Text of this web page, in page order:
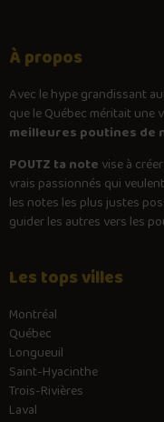
À propos
Avec lehypegrandissant
que le Québec méritait une
meilleures poutines de
POUTZ ta note vise à
vrais passionnés qui
les notes les plus justes
guider les autres vers les
Les tops villes
Montréal
Québec
Longueuil
Saint-Hyacinthe
Trois-Rivières
Laval